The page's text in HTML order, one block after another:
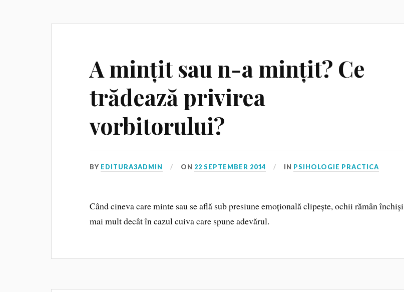
A mințit sau n-a mințit? Ce
trădează privirea
vorbitorului?
BY EDITURA3ADMIN ON 22 SEPTEMBER 2014 IN PSIHOLOGIE PRACTICA
Când cineva care minte sau se află sub presiune emoțională clipește, ochii rămân închiși
mai mult decât în cazul cuiva care spune adevărul.